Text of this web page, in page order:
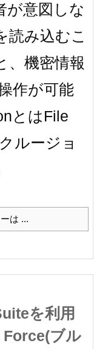
が意図しな
読み込むこ
、機密情報
作が可能
とはFile
ルージョ
は ...
を利用
ブル